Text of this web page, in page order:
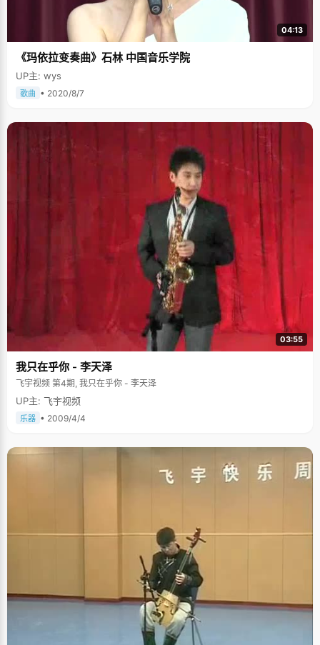
04:13
《玛依拉变奏曲》石林 中国音乐学院
UP主: wys
歌曲 • 2020/8/7
03:55
我只在乎你 - 李天泽
飞宇视频 第4期, 我只在乎你 - 李天泽
UP主: 飞宇视频
乐器 • 2009/4/4